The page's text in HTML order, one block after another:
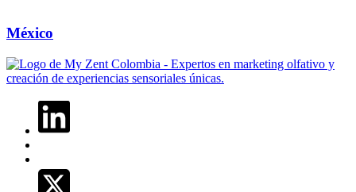
México